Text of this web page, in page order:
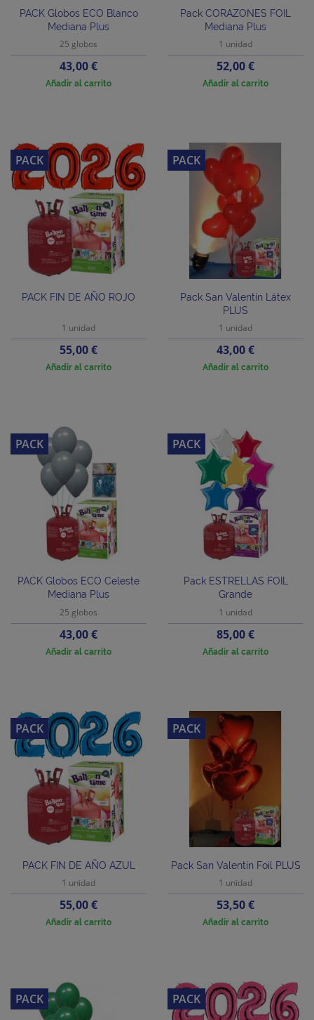
PACK Globos ECO Blanco
Mediana Plus
25 globos
Precio
43,00 €
Añadir al carrito
Pack CORAZONES FOIL
Mediana Plus
1 unidad
Precio
52,00 €
Añadir al carrito
PACK FIN DE AÑO ROJO
1 unidad
Precio
55,00 €
Añadir al carrito
PACK
Pack San Valentín Látex
PLUS
1 unidad
Precio
43,00 €
Añadir al carrito
PACK
PACK Globos ECO Celeste
Mediana Plus
25 globos
Precio
43,00 €
Añadir al carrito
PACK
Pack ESTRELLAS FOIL
Grande
1 unidad
Precio
85,00 €
Añadir al carrito
PACK
PACK FIN DE AÑO AZUL
1 unidad
Precio
55,00 €
Añadir al carrito
PACK
Pack San Valentín Foil PLUS
1 unidad
Precio
53,50 €
Añadir al carrito
PACK
PACK PACK